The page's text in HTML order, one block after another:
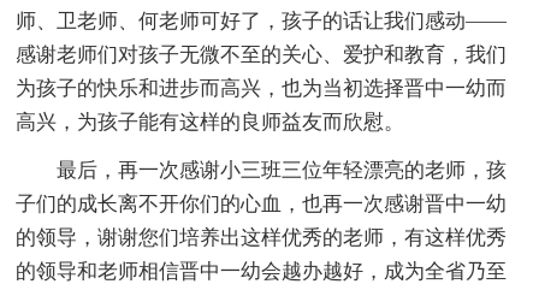
师、卫老师、何老师可好了，孩子的话让我们感动——
感谢老师们对孩子无微不至的关心、爱护和教育，我们
为孩子的快乐和进步而高兴，也为当初选择晋中一幼而
高兴，为孩子能有这样的良师益友而欣慰。
最后，再一次感谢小三班三位年轻漂亮的老师，孩
子们的成长离不开你们的心血，也再一次感谢晋中一幼
的领导，谢谢您们培养出这样优秀的老师，有这样优秀
的领导和老师相信晋中一幼会越办越好，成为全省乃至